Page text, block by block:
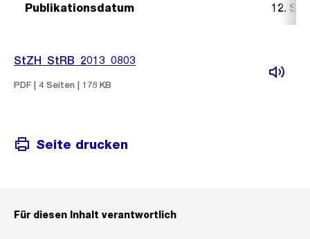
Publikationsdatum 12.
StZH_StRB_2013_0803
PDF | 4 Seiten | 178 KB
Seite drucken
Für diesen Inhalt verantwortlich